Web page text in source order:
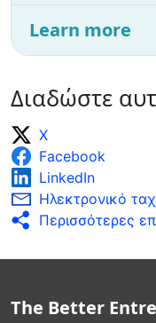
Learn more
Διαδώστε
X
Facebook
LinkedIn
Ηλεκτρονικό
Περισσότερες
The Better